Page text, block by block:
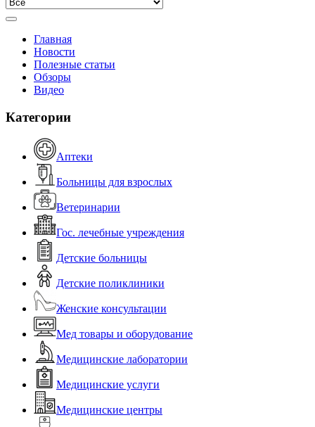
Главная
Новости
Полезные статьи
Обзоры
Видео
Категории
Аптеки
Больницы для взрослых
Ветеринарии
Гос. лечебные учреждения
Детские больницы
Детские поликлиники
Женские консультации
Мед товары и оборудование
Медицинские лаборатории
Медицинские услуги
Медицинские центры